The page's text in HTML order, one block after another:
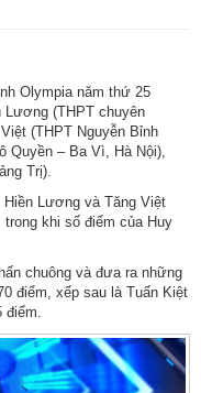
Olympia năm thứ 25
Lương (THPT chuyên
(THPT Nguyễn Bỉnh
Quyền – Ba Vì, Hà Nội),
Trị).
Lương và Tăng Việt
khi số điểm của Huy
chuông và đưa ra những
điểm, xếp sau là Tuấn Kiệt
điểm.